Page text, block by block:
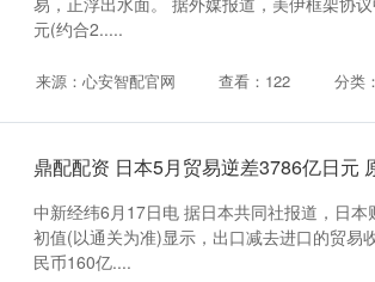
元(约合2.....
来源：心安智配官网 查看：122 分类
鼎配配资 日本5月贸易逆差3786亿日元
中新经纬6月17日电 据日本共同社报道，日
初值(以通关为准)显示，出口减去进口的贸易
民币160亿....